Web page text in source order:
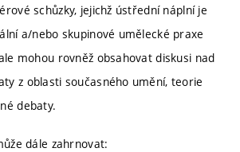
schůzky, jejichž ústřední náplní je
a/nebo skupinové umělecké praxe
mohou rovněž obsahovat diskusi nad
z oblasti současného umění, teorie
debaty.
dále zahrnovat: